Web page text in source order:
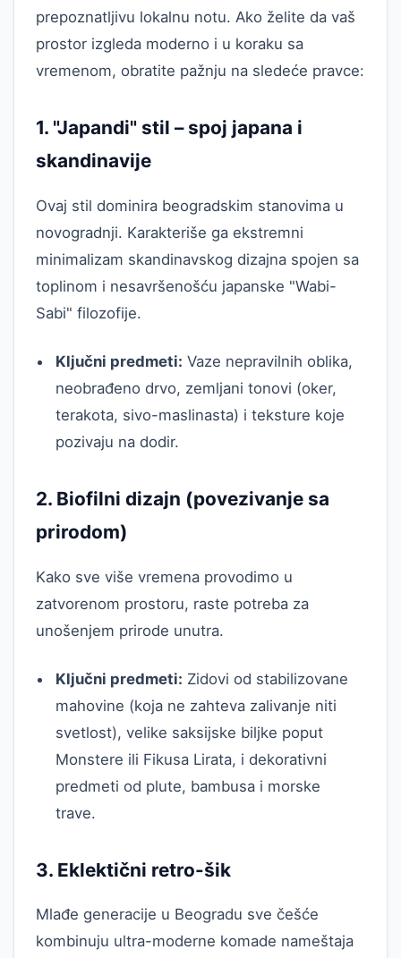
prepoznatljivu lokalnu notu. Ako želite da vaš
prostor izgleda moderno i u koraku sa
vremenom, obratite pažnju na sledeće pravce:
1. "Japandi" stil – spoj japana i
skandinavije
Ovaj stil dominira beogradskim stanovima u
novogradnji. Karakteriše ga ekstremni
minimalizam skandinavskog dizajna spojen sa
toplinom i nesavršenošću japanske "Wabi-
Sabi" filozofije.
Ključni predmeti: Vaze nepravilnih oblika,
neobrađeno drvo, zemljani tonovi (oker,
terakota, sivo-maslinasta) i teksture koje
pozivaju na dodir.
2. Biofilni dizajn (povezivanje sa
prirodom)
Kako sve više vremena provodimo u
zatvorenom prostoru, raste potreba za
unošenjem prirode unutra.
Ključni predmeti: Zidovi od stabilizovane
mahovine (koja ne zahteva zalivanje niti
svetlost), velike saksijske biljke poput
Monstere ili Fikusa Lirata, i dekorativni
predmeti od plute, bambusa i morske
trave.
3. Eklektični retro-šik
Mlađe generacije u Beogradu sve češće
kombinuju ultra-moderne komade nameštaja